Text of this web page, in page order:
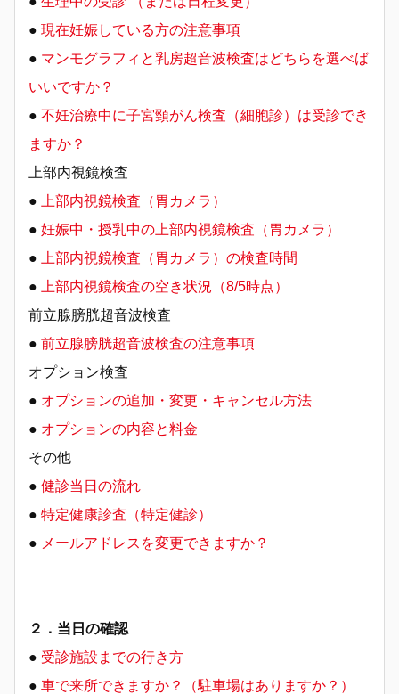
● 現在妊娠している方の注意事項
● マンモグラフィと乳房超音波検査はどちらを選べば
いいですか？
● 不妊治療中に子宮頸がん検査（細胞診）は受診でき
ますか？
上部内視鏡検査
●
上部内視鏡検査（胃カメラ）
● 妊娠中・授乳中の上部内視鏡検査（胃カメラ）
●
上部内視鏡検査（胃カメラ）の検査時間
●
上部内視鏡検査の空き状況（8/5時点）
前立腺膀胱超音波検査
● 前立腺膀胱超音波検査の注意事項
オプション検査
● オプションの追加・変更・キャンセル方法
● オプションの内容と料金
その他
● 健診当日の流れ
● 特定健康診査（特定健診）
● メールアドレスを変更できますか？
２．当日の確認
● 受診施設までの行き方
● 車で来所できますか？（駐車場はありますか？）